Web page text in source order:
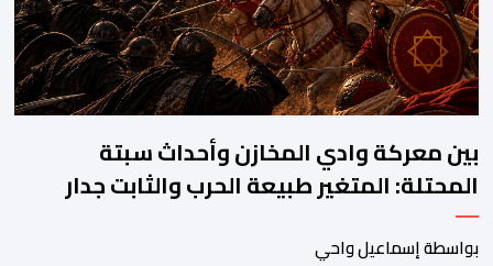
بين معركة وادي المخازن وأحداث سبتة
المحتلة: المتغير طبيعة الحرب والثابت جدار
الصد الوطني
بواسطة إسماعيل واحي